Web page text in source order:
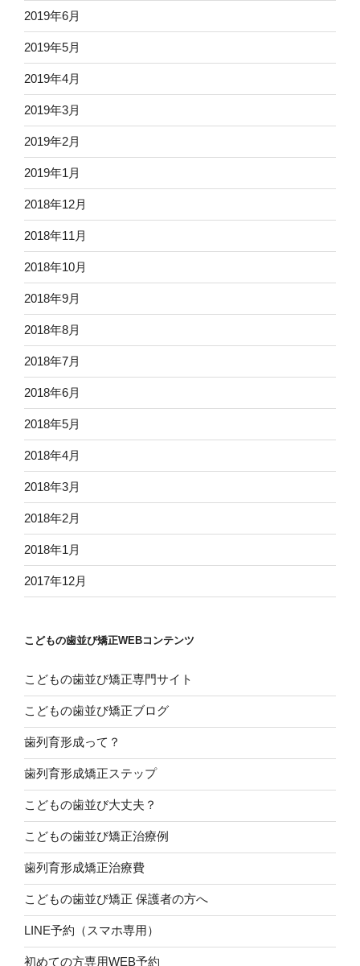
2019年6月
2019年5月
2019年4月
2019年3月
2019年2月
2019年1月
2018年12月
2018年11月
2018年10月
2018年9月
2018年8月
2018年7月
2018年6月
2018年5月
2018年4月
2018年3月
2018年2月
2018年1月
2017年12月
こどもの歯並び矯正WEBコンテンツ
こどもの歯並び矯正専門サイト
こどもの歯並び矯正ブログ
歯列育形成って？
歯列育形成矯正ステップ
こどもの歯並び大丈夫？
こどもの歯並び矯正治療例
歯列育形成矯正治療費
こどもの歯並び矯正 保護者の方へ
LINE予約（スマホ専用）
初めての方専用WEB予約